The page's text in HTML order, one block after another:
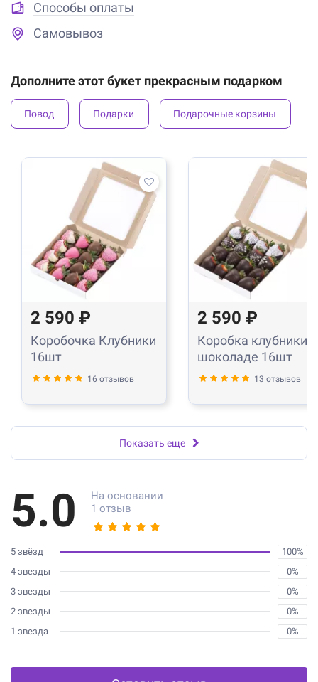
Способы оплаты
Самовывоз
Дополните этот букет прекрасным подарком
Повод Подарки Подарочные корзины
2 590 ₽
Коробочка Клубники
16шт
16 отзывов
2 590 ₽
Коробка клубники в
шоколаде 16шт
13 отзывов
Показать еще
5.0
На основании
1 отзыв
5 звёзд
100%
4 звезды
0%
3 звезды
0%
2 звезды
0%
1 звезда
0%